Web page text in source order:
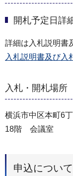
開札予定日詳
詳細は入札説明書
入札説明書及び入
入札・開札場所
横浜市中区本町6
18階 会議室
申込について